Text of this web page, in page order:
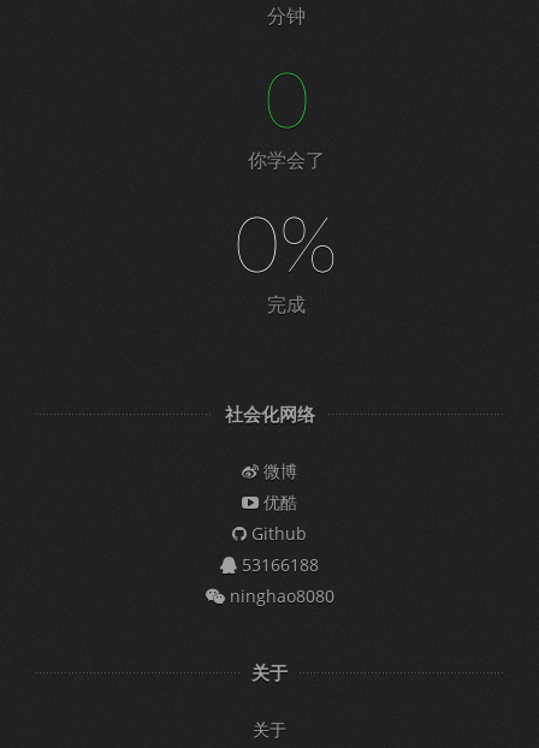
分钟
0
你学会了
0%
完成
社会化网络
微博
优酷
Github
53166188
ninghao8080
关于
关于